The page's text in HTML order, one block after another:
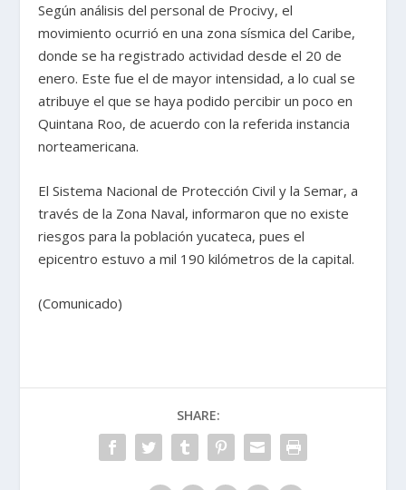
Según análisis del personal de Procivy, el
movimiento ocurrió en una zona sísmica del Caribe,
donde se ha registrado actividad desde el 20 de
enero. Este fue el de mayor intensidad, a lo cual se
atribuye el que se haya podido percibir un poco en
Quintana Roo, de acuerdo con la referida instancia
norteamericana.
El Sistema Nacional de Protección Civil y la Semar, a
través de la Zona Naval, informaron que no existe
riesgos para la población yucateca, pues el
epicentro estuvo a mil 190 kilómetros de la capital.
(Comunicado)
SHARE: